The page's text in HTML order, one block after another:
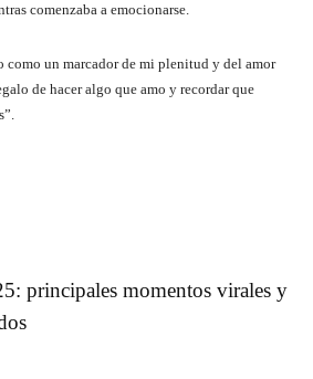
comenzaba a emocionarse.
como un marcador de mi plenitud y del amor
de hacer algo que amo y recordar que
principales momentos virales y